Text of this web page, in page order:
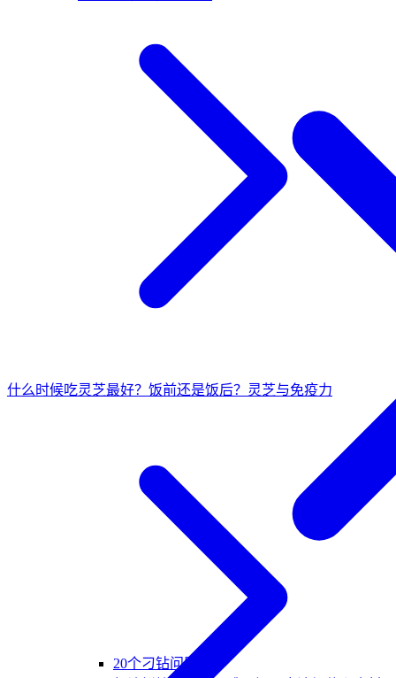
20个刁钻问题
什么时候吃灵芝最好？饭前还是饭后？ 灵芝与免疫力